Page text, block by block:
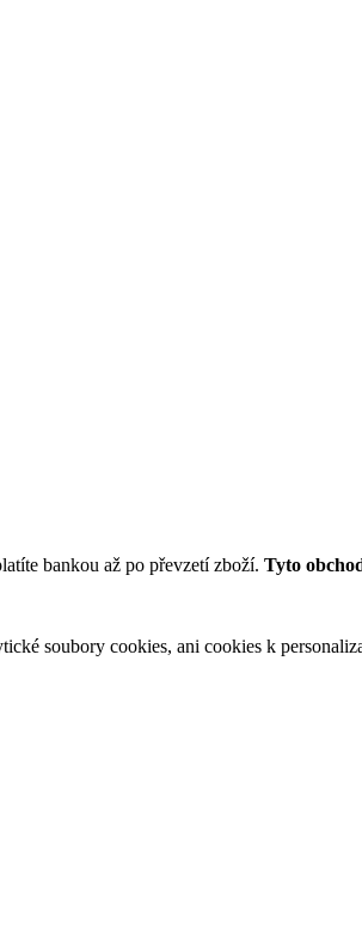
bankou až po převzetí zboží. Tyto
soubory cookies, ani cookies k